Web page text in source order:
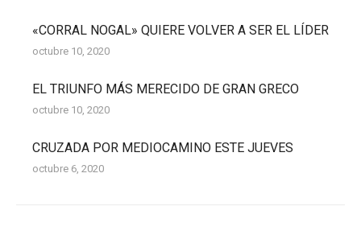
«CORRAL NOGAL» QUIERE VOLVER A SER EL LÍDER
octubre 10, 2020
EL TRIUNFO MÁS MERECIDO DE GRAN GRECO
octubre 10, 2020
CRUZADA POR MEDIOCAMINO ESTE JUEVES
octubre 6, 2020